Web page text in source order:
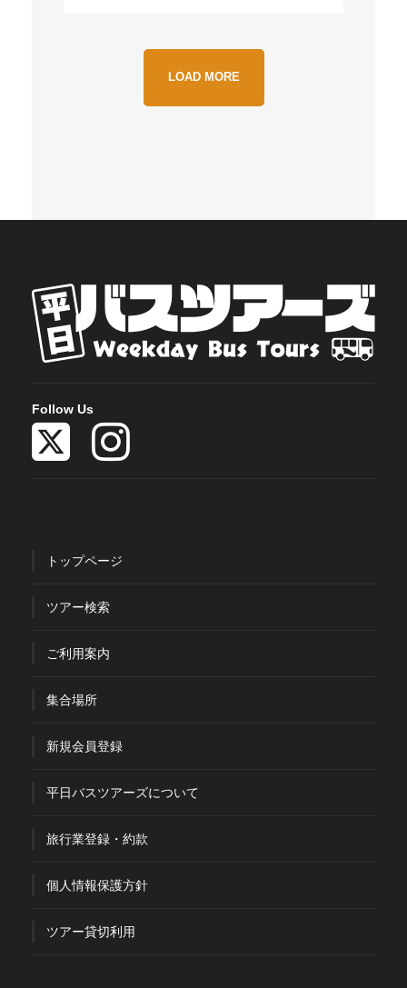
LOAD MORE
Follow Us
トップページ
ツアー検索
ご利用案内
集合場所
新規会員登録
平日バスツアーズについて
旅行業登録・約款
個人情報保護方針
ツアー貸切利用